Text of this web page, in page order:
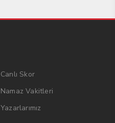
Canlı Skor
Namaz Vakitleri
Yazarlarımız